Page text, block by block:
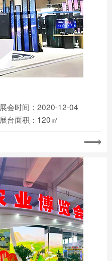
展会时间：2020-12-04
展台面积：120㎡